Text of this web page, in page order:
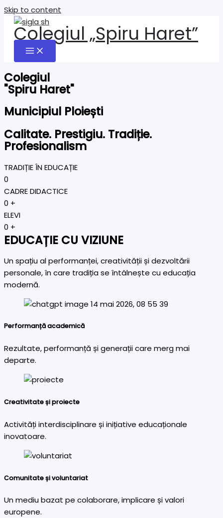
Skip to content
Colegiul „Spiru Haret”
Colegiul
"Spiru Haret"
Municipiul Ploiești
Calitate. Prestigiu. Tradiție.
Profesionalism
TRADIȚIE ÎN EDUCAȚIE
0
CADRE DIDACTICE
0 +
ELEVI
0 +
EDUCAȚIE CU VIZIUNE
Un spațiu al performanței, creativității și dezvoltării
personale, în care tradiția se întâlnește cu educația
modernă.
Performanță academică
Rezultate, performanță și generații care merg mai
departe.
Creativitate și proiecte
Activități interdisciplinare și inițiative educaționale
inovatoare.
Comunitate și voluntariat
Un mediu bazat pe colaborare, implicare și valori
europene.